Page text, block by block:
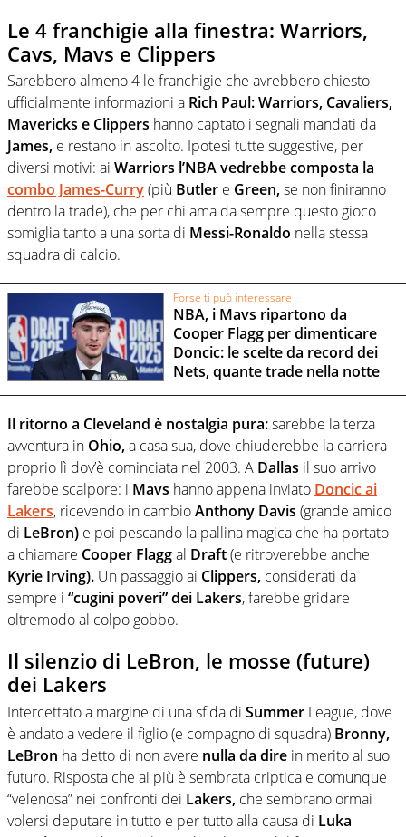
Le 4 franchigie alla finestra: Warriors,
Cavs, Mavs e Clippers
Sarebbero almeno 4 le franchigie che avrebbero chiesto
ufficialmente informazioni a Rich Paul: Warriors, Cavaliers,
Mavericks e Clippers hanno captato i segnali mandati da
James, e restano in ascolto. Ipotesi tutte suggestive, per
diversi motivi: ai Warriors l’NBA vedrebbe composta la
combo James-Curry(più Butler e Green,se non finiranno
dentro la trade), che per chi ama da sempre questo gioco
somiglia tanto a una sorta di Messi-Ronaldo nella stessa
squadra di calcio.
Forse ti può interessare
NBA, i Mavs ripartono da
Cooper Flagg per dimenticare
Doncic: le scelte da record dei
Nets, quante trade nella notte
Il ritorno a Cleveland è nostalgia pura:sarebbe la terza
avventura in Ohio,a casa sua, dove chiuderebbe la carriera
proprio lì dov’è cominciata nel 2003. A Dallas il suo arrivo
farebbe scalpore: i Mavs hanno appena inviato Doncic ai
Lakers, ricevendo in cambioAnthony Davis (grande amico
di LeBron) e poi pescando la pallina magica che ha portato
a chiamare Cooper Flaggal Draft(e ritroverebbe anche
Kyrie Irving). Un passaggio ai Clippers, considerati da
sempre i “cugini poveri” dei Lakers, farebbe gridare
oltremodo al colpo gobbo.
Il silenzio di LeBron, le mosse (future)
dei Lakers
Intercettato a margine di una sfida di Summer League, dove
è andato a vedere il figlio (e compagno di squadra) Bronny,
LeBron ha detto di non avere nulla da dire in merito al suo
futuro. Risposta che ai più è sembrata criptica e comunque
“velenosa” nei confronti dei Lakers, che sembrano ormai
volersi deputare in tutto e per tutto alla causa di Luka